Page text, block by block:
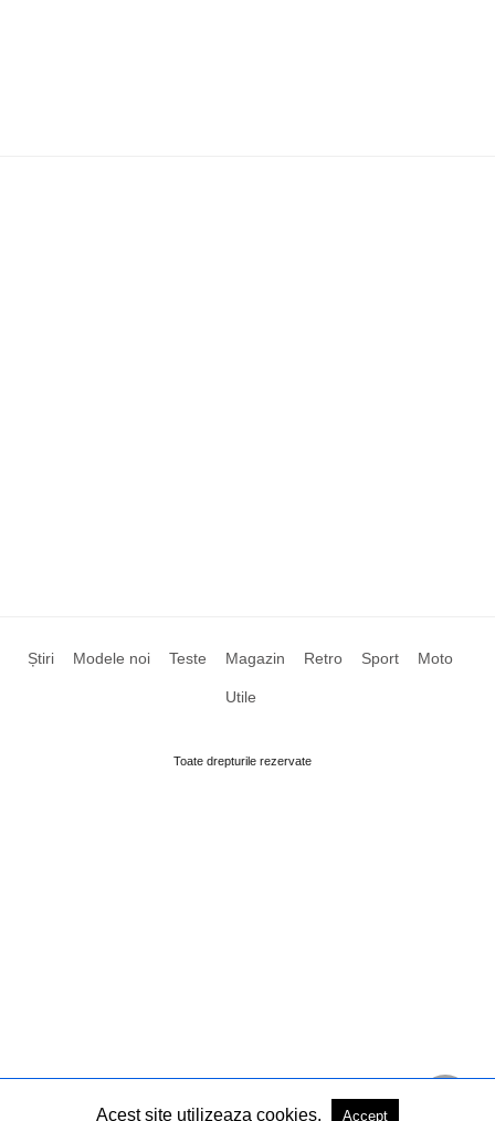
Știri Modele noi Teste Magazin Retro Sport Moto
Utile
Toate drepturile rezervate
Acest site utilizeaza cookies. Accept